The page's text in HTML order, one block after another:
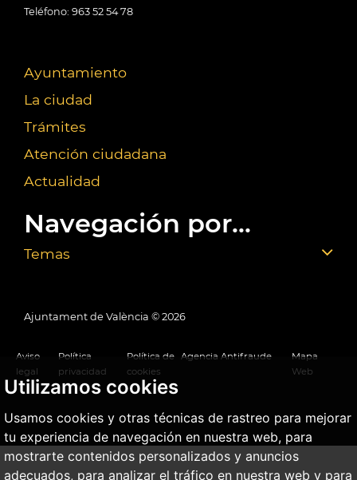
Utilizamos cookies
Usamos cookies y otras técnicas de rastreo para mejorar
tu experiencia de navegación en nuestra web, para
mostrarte contenidos personalizados y anuncios
adecuados, para analizar el tráfico en nuestra web y para
Teléfono: 963 52 54 78
Ayuntamiento
La ciudad
Trámites
Atención ciudadana
Actualidad
Navegación por...
Temas
Ajuntament de València © 2026
Aviso
legal
Política
privacidad
Política de
cookies
Agencia Antifraude
Mapa
Web